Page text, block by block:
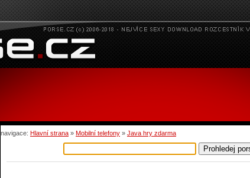
navigace: Hlavní strana » Mobilní telefony » Java hry zdarma